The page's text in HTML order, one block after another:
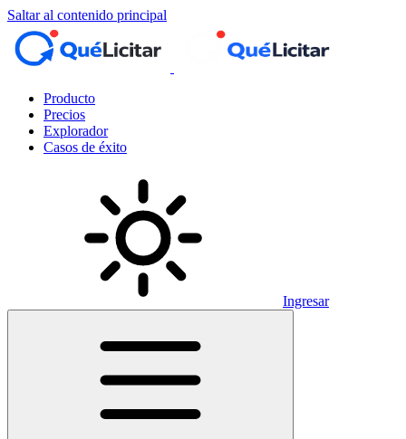
Saltar al contenido principal
Producto
Precios
Explorador
Casos de éxito
Ingresar